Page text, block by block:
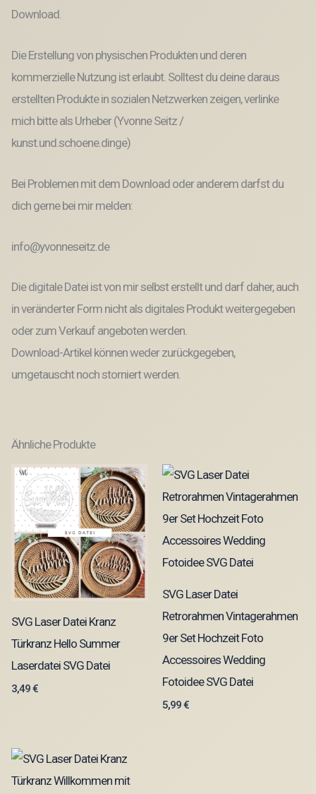
Download.
Die Erstellung von physischen Produkten und deren
kommerzielle Nutzung ist erlaubt. Solltest du deine daraus
erstellten Produkte in sozialen Netzwerken zeigen, verlinke
mich bitte als Urheber (Yvonne Seitz /
kunst.und.schoene.dinge)
Bei Problemen mit dem Download oder anderem darfst du
dich gerne bei mir melden:
info@yvonneseitz.de
Die digitale Datei ist von mir selbst erstellt und darf daher, auch
in veränderter Form nicht als digitales Produkt weitergegeben
oder zum Verkauf angeboten werden.
Download-Artikel können weder zurückgegeben,
umgetauscht noch storniert werden.
Ähnliche Produkte
SVG Laser Datei Kranz
Türkranz Hello Summer
Laserdatei SVG Datei
3,49€
SVG Laser Datei
Retrorahmen Vintagerahmen
9er Set Hochzeit Foto
Accessoires Wedding
Fotoidee SVG Datei
5,99€